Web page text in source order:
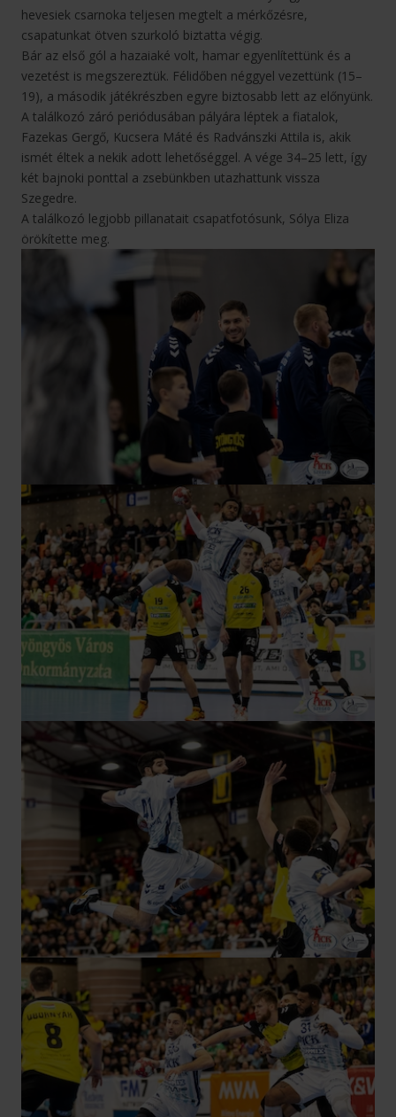
hevesiek csarnoka teljesen megtelt a mérkőzésre,
csapatunkat ötven szurkoló biztatta végig.
Bár az első gól a hazaiaké volt, hamar egyenlítettünk és a
vezetést is megszereztük. Félidőben néggyel vezettünk (15–
19), a második játékrészben egyre biztosabb lett az előnyünk.
A találkozó záró periódusában pályára léptek a fiatalok,
Fazekas Gergő, Kucsera Máté és Radvánszki Attila is, akik
ismét éltek a nekik adott lehetőséggel. A vége 34–25 lett, így
két bajnoki ponttal a zsebünkben utazhattunk vissza
Szegedre.
A találkozó legjobb pillanatait csapatfotósunk, Sólya Eliza
örökítette meg.